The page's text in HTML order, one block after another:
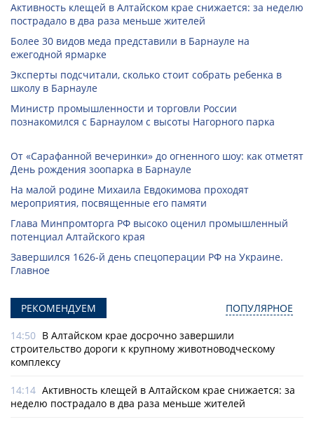
Активность клещей в Алтайском крае снижается: за неделю
пострадало в два раза меньше жителей
Более 30 видов меда представили в Барнауле на
ежегодной ярмарке
Эксперты подсчитали, сколько стоит собрать ребенка в
школу в Барнауле
Министр промышленности и торговли России
познакомился с Барнаулом с высоты Нагорного парка
От «Сарафанной вечеринки» до огненного шоу: как отметят
День рождения зоопарка в Барнауле
На малой родине Михаила Евдокимова проходят
мероприятия, посвященные его памяти
Глава Минпромторга РФ высоко оценил промышленный
потенциал Алтайского края
Завершился 1626-й день спецоперации РФ на Украине.
Главное
РЕКОМЕНДУЕМ ПОПУЛЯРНОЕ
14:50 В Алтайском крае досрочно завершили
строительство дороги к крупному животноводческому
комплексу
14:14 Активность клещей в Алтайском крае снижается: за
неделю пострадало в два раза меньше жителей